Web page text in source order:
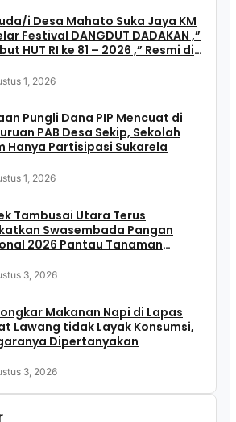
i Desa Mahato Suka Jaya KM
Festival DANGDUT DADAKAN ,”
HUT RI ke 81 – 2026 ,” Resmi di
1, 2026
Pungli Dana PIP Mencuat di
PAB Desa Sekip, Sekolah
Hanya Partisipasi Sukarela
1, 2026
Tambusai Utara Terus
Swasembada Pangan
2026 Pantau Tanaman
3, 2026
Makanan Napi di Lapas
Lawang tidak Layak Konsumsi,
Dipertanyakan
3, 2026